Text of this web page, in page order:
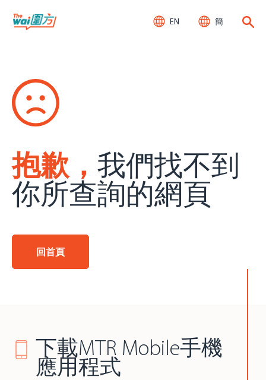
EN 簡
抱歉， 我們找不到
你所查詢的網頁
回首頁
下載MTR Mobile手機
應用程式